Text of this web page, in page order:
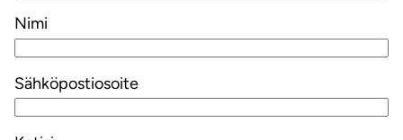
Nimi
Sähköpostiosoite